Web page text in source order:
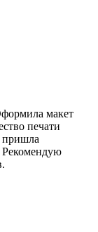
макет
печати
пришла
Рекомендую